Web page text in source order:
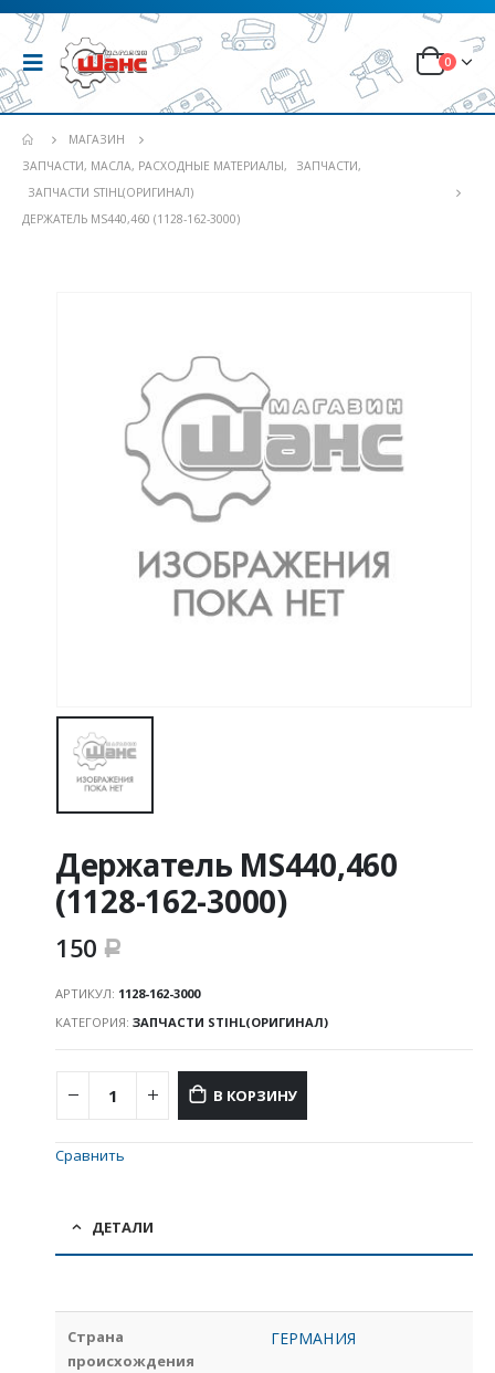
0
МАГАЗИН
ЗАПЧАСТИ, МАСЛА, РАСХОДНЫЕ МАТЕРИАЛЫ, ЗАПЧАСТИ,
ЗАПЧАСТИ STIHL(ОРИГИНАЛ)
ДЕРЖАТЕЛЬ MS440,460 (1128-162-3000)
Держатель MS440,460
(1128-162-3000)
150 Р
АРТИКУЛ: 1128-162-3000
КАТЕГОРИЯ: ЗАПЧАСТИ STIHL(ОРИГИНАЛ)
В КОРЗИНУ
Сравнить
ДЕТАЛИ
Страна
происхождения
ГЕРМАНИЯ